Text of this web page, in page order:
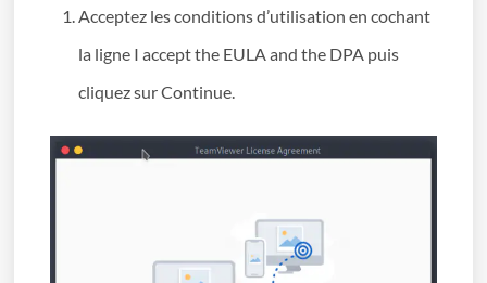
Acceptez les conditions d’utilisation en cochant
la ligne I accept the EULA and the DPA puis
cliquez sur Continue.